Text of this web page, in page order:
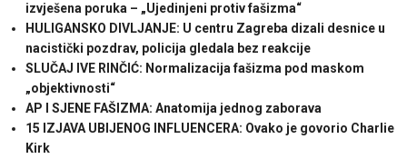
izvješena poruka – „Ujedinjeni protiv fašizma“
HULIGANSKO DIVLJANJE: U centru Zagreba dizali desnice u
nacistički pozdrav, policija gledala bez reakcije
SLUČAJ IVE RINČIĆ: Normalizacija fašizma pod maskom
„objektivnosti“
AP I SJENE FAŠIZMA: Anatomija jednog zaborava
15 IZJAVA UBIJENOG INFLUENCERA: Ovako je govorio Charlie
Kirk